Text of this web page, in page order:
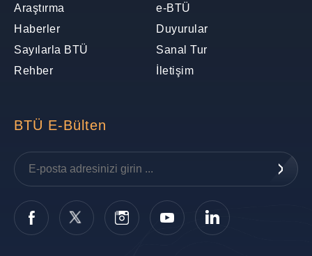
Araştırma
e-BTÜ
Haberler
Duyurular
Sayılarla BTÜ
Sanal Tur
Rehber
İletişim
BTÜ E-Bülten